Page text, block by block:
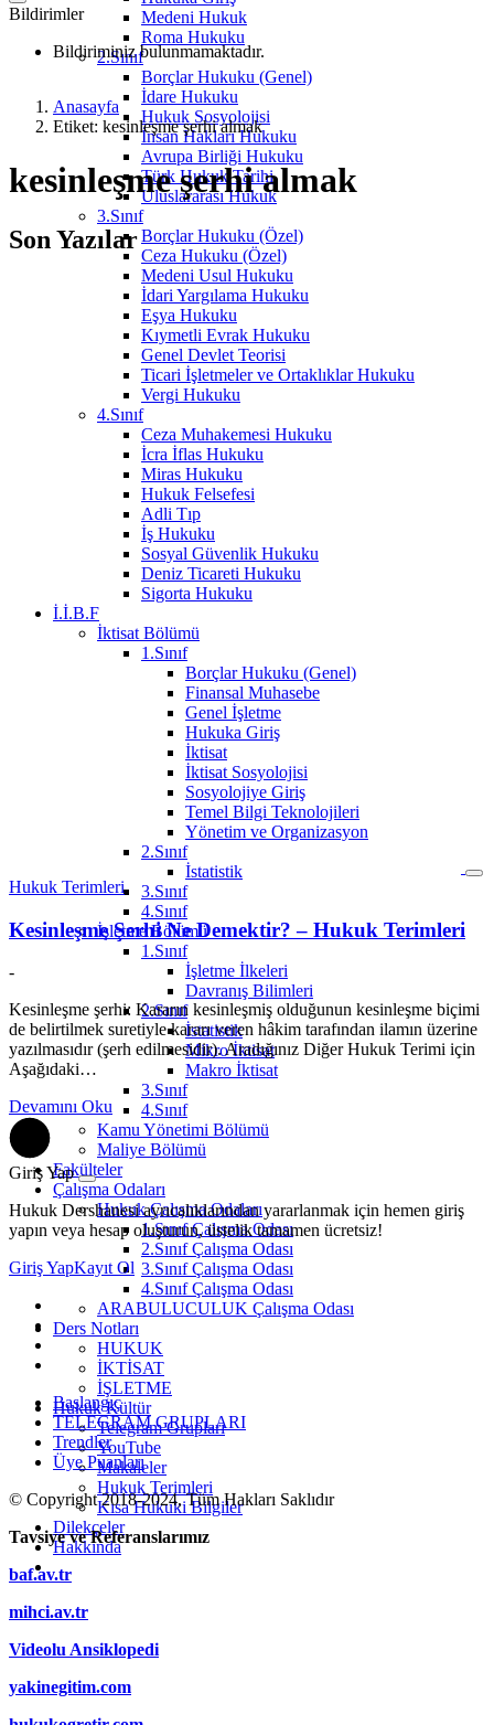
Medeni Hukuk
Roma Hukuku
2.Sınıf
Borçlar Hukuku (Genel)
İdare Hukuku
Hukuk Sosyolojisi
İnsan Hakları Hukuku
Avrupa Birliği Hukuku
Türk Hukuk Tarihi
Uluslararası Hukuk
3.Sınıf
Borçlar Hukuku (Özel)
Ceza Hukuku (Özel)
Medeni Usul Hukuku
İdari Yargılama Hukuku
Eşya Hukuku
Kıymetli Evrak Hukuku
Genel Devlet Teorisi
Ticari İşletmeler ve Ortaklıklar Hukuku
Vergi Hukuku
4.Sınıf
Ceza Muhakemesi Hukuku
İcra İflas Hukuku
Miras Hukuku
Hukuk Felsefesi
Adli Tıp
İş Hukuku
Sosyal Güvenlik Hukuku
Deniz Ticareti Hukuku
Sigorta Hukuku
İ.İ.B.F
İktisat Bölümü
1.Sınıf
Borçlar Hukuku (Genel)
Finansal Muhasebe
Genel İşletme
Hukuka Giriş
İktisat
İktisat Sosyolojisi
Sosyolojiye Giriş
Temel Bilgi Teknolojileri
Yönetim ve Organizasyon
2.Sınıf
İstatistik
3.Sınıf
4.Sınıf
İşletme Bölümü
1.Sınıf
İşletme İlkeleri
Davranış Bilimleri
2.Sınıf
İstatistik
Mikro İktisat
Makro İktisat
3.Sınıf
4.Sınıf
Kamu Yönetimi Bölümü
Maliye Bölümü
Fakülteler
Çalışma Odaları
Hukuk Çalışma Odaları
1.Sınıf Çalışma Odası
2.Sınıf Çalışma Odası
3.Sınıf Çalışma Odası
4.Sınıf Çalışma Odası
ARABULUCULUK Çalışma Odası
Ders Notları
HUKUK
İKTİSAT
İŞLETME
Hukuk Kültür
Telegram Grupları
YouTube
Makaleler
Hukuk Terimleri
Kısa Hukuki Bilgiler
Dilekçeler
Hakkında
Bildirimler
Bildiriminiz bulunmamaktadır.
Anasayfa
Etiket: kesinleşme şerhi almak
kesinleşme şerhi almak
Son Yazılar
Hukuk Terimleri
Kesinleşme Şerhi Ne Demektir? – Hukuk Terimleri
-
Kesinleşme şerhi: Kararın kesinleşmiş olduğunun kesinleşme biçimi
de belirtilmek suretiyle kararı veren hâkim tarafından ilamın üzerine
yazılmasıdır (şerh edilmesidir). Aradığınız Diğer Hukuk Terimi için
Aşağıdaki…
Devamını Oku
Giriş Yap
Hukuk Dershanesi ayrıcalıklarından yararlanmak için hemen giriş
yapın veya hesap oluşturun, üstelik tamamen ücretsiz!
Giriş YapKayıt Ol
Başlangıç
TELEGRAM GRUPLARI
Trendler
Üye Puanları
© Copyright 2018-2024, Tüm Hakları Saklıdır
Tavsiye ve Referanslarımız
baf.av.tr
mihci.av.tr
Videolu Ansiklopedi
yakinegitim.com